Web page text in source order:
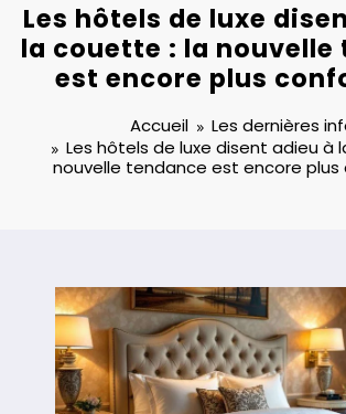
Les hôtels de luxe
la couette : la nouvelle
est encore plus
Accueil
Les dernières
Les hôtels de luxe disent adieu à
nouvelle tendance est encore